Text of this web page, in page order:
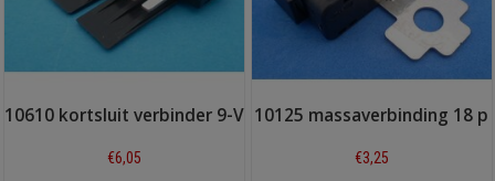
10610 kortsluit verbinder 9-V
€6,05
10125 massaverbinding 18 p
€3,25